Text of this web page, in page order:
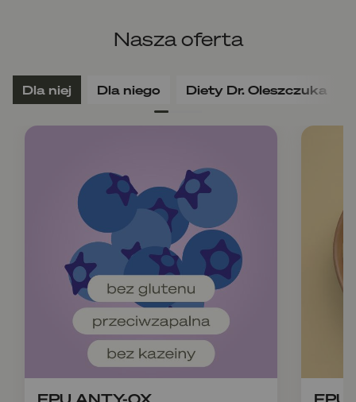
Nasza oferta
Dla niej Dla niego Diety Dr. Oleszczuka